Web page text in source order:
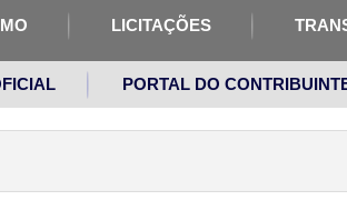
LICITAÇÕES
PORTAL DO